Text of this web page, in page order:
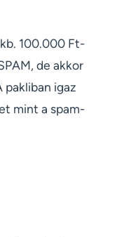
100.000 Ft-
de akkor
pakliban igaz
mint a spam-